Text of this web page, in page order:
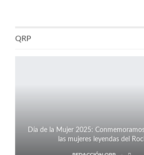
QRP
Día de la Mujer 2025:
las mujeres leyendas del